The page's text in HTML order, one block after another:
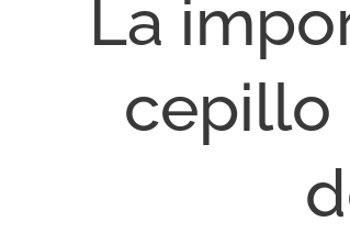
La
cepillo